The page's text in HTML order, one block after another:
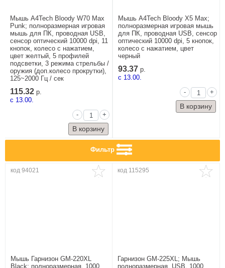
Мышь A4Tech Bloody W70 Max
Punk; полноразмерная игровая
мышь для ПК, проводная USB,
сенсор оптический 10000 dpi, 11
кнопок, колесо с нажатием,
цвет желтый, 5 профилей
подсветки, 3 режима стрельбы /
оружия (доп.колесо прокрутки),
125~2000 Гц / сек
115.32 р.
c 13.00.
-
+
Мышь A4Tech Bloody X5 Max;
полноразмерная игровая мышь
для ПК, проводная USB, сенсор
оптический 10000 dpi, 5 кнопок,
колесо с нажатием, цвет
черный
93.37 р.
c 13.00.
-
+
Фильтр
код 94021
Мышь Гарнизон GM-220XL
Black; полноразмерная, 1000
код 115295
Гарнизон GM-225XL; Мышь
полноразмерная, USB, 1000